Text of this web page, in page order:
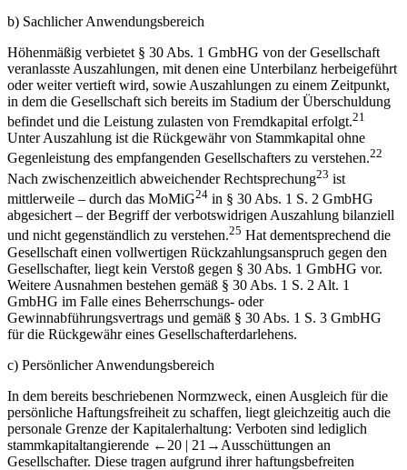
b) Sachlicher Anwendungsbereich
Höhenmäßig verbietet § 30 Abs. 1 GmbHG von der Gesellschaft
veranlasste Auszahlungen, mit denen eine Unterbilanz herbeigeführt
oder weiter vertieft wird, sowie Auszahlungen zu einem Zeitpunkt,
in dem die Gesellschaft sich bereits im Stadium der Überschuldung
befindet und die Leistung zulasten von Fremdkapital erfolgt.21
Unter Auszahlung ist die Rückgewähr von Stammkapital ohne
Gegenleistung des empfangenden Gesellschafters zu verstehen.22
Nach zwischenzeitlich abweichender Rechtsprechung23 ist
mittlerweile – durch das MoMiG24 in § 30 Abs. 1 S. 2 GmbHG
abgesichert – der Begriff der verbotswidrigen Auszahlung bilanziell
und nicht gegenständlich zu verstehen.25 Hat dementsprechend die
Gesellschaft einen vollwertigen Rückzahlungsanspruch gegen den
Gesellschafter, liegt kein Verstoß gegen § 30 Abs. 1 GmbHG vor.
Weitere Ausnahmen bestehen gemäß § 30 Abs. 1 S. 2 Alt. 1
GmbHG im Falle eines Beherrschungs- oder
Gewinnabführungsvertrags und gemäß § 30 Abs. 1 S. 3 GmbHG
für die Rückgewähr eines Gesellschafterdarlehens.
c) Persönlicher Anwendungsbereich
In dem bereits beschriebenen Normzweck, einen Ausgleich für die
persönliche Haftungsfreiheit zu schaffen, liegt gleichzeitig auch die
personale Grenze der Kapitalerhaltung: Verboten sind lediglich
stammkapitaltangierende ←20 | 21→ Ausschüttungen an
Gesellschafter. Diese tragen aufgrund ihrer haftungsbefreiten